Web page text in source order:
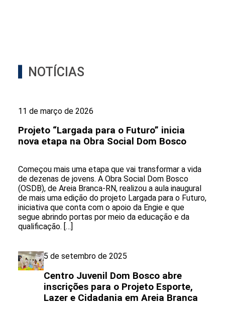
NOTÍCIAS
11 de março de 2026
Projeto “Largada para o Futuro” inicia
nova etapa na Obra Social Dom Bosco
Começou mais uma etapa que vai transformar a vida
de dezenas de jovens. A Obra Social Dom Bosco
(OSDB), de Areia Branca-RN, realizou a aula inaugural
de mais uma edição do projeto Largada para o Futuro,
iniciativa que conta com o apoio da Engie e que
segue abrindo portas por meio da educação e da
qualificação. […]
5 de setembro de 2025
Centro Juvenil Dom Bosco abre
inscrições para o Projeto Esporte,
Lazer e Cidadania em Areia Branca